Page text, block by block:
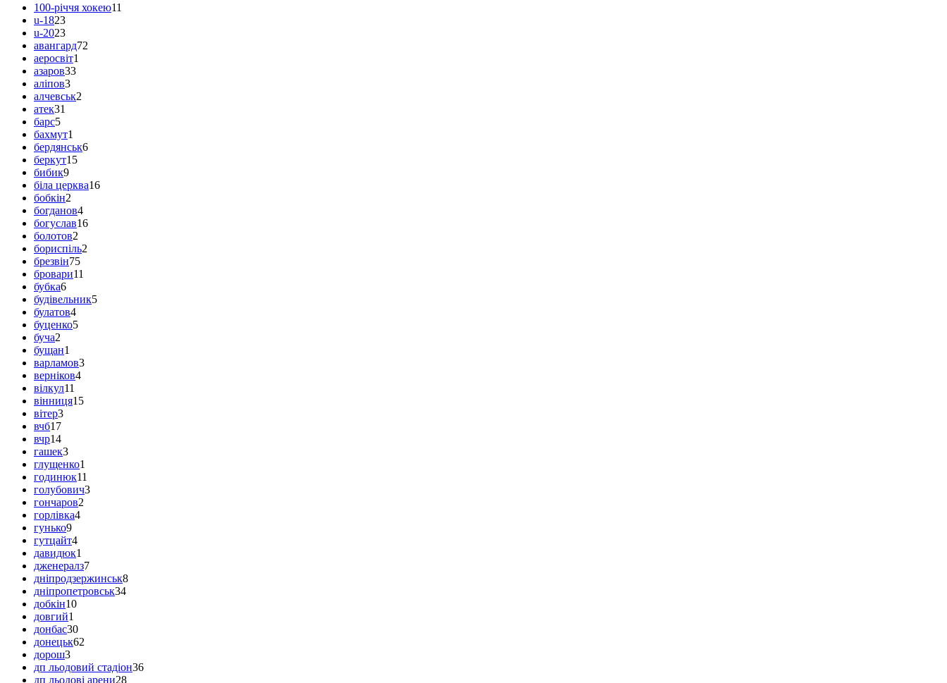
100-річчя хокею11
u-1823
u-2023
авангард72
аеросвіт1
азаров33
аліпов3
алчевськ2
атек31
барс5
бахмут1
бердянськ6
беркут15
бибик9
біла церква16
бобкін2
богданов4
богуслав16
болотов2
бориспіль2
брезвін75
бровари11
бубка6
будівельник5
булатов4
буценко5
буча2
бущан1
варламов3
верніков4
вілкул11
вінниця15
вітер3
вчб17
вчр14
гашек3
глущенко1
годинюк11
голубович3
гончаров2
горлівка4
гунько9
гутцайт4
давидюк1
дженералз7
дніпродзержинськ8
дніпропетровськ34
добкін10
довгий1
донбас30
донецьк62
дорош3
дп льодовий стадіон36
дп льодові арени28